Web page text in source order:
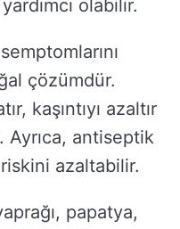
olabilir.
çözümdür.
kaşıntıyı azaltır
antiseptik
azaltabilir.
papatya,